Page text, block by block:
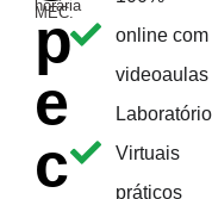
p
e
c
horária
MEC.
online com
videoaulas
Virtuais
práticos